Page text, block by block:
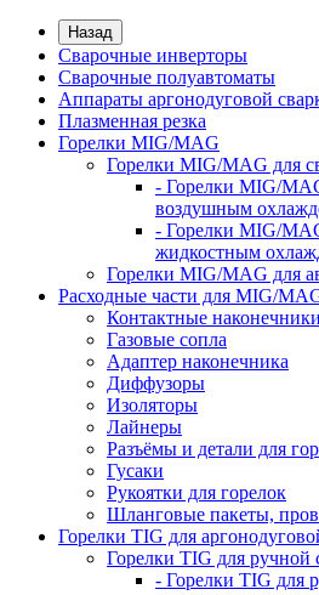
Назад
Сварочные инверторы
Сварочные полуавтоматы
Аппараты аргонодуговой
Плазменная резка
Горелки MIG/MAG
Горелки MIG/MAG для
- Горелки MIG/
воздушным
- Горелки MIG/
жидкостным
Горелки MIG/MAG для
Расходные части для MIG/
Контактные наконечники
Газовые сопла
Адаптер наконечника
Диффузоры
Изоляторы
Лайнеры
Разъёмы и детали для
Гусаки
Рукоятки для горелок
Шланговые пакеты,
Горелки TIG для
Горелки TIG для ручной
- Горелки TIG для